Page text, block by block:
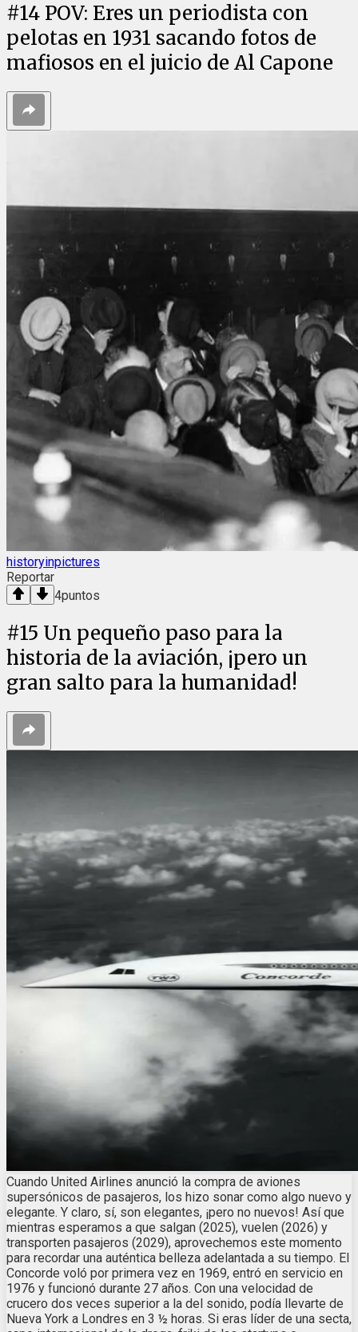
#14 POV: Eres un periodista con
pelotas en 1931 sacando fotos de
mafiosos en el juicio de Al Capone
historyinpictures
Reportar
4puntos
#15 Un pequeño paso para la
historia de la aviación, ¡pero un
gran salto para la humanidad!
Cuando United Airlines anunció la compra de aviones
supersónicos de pasajeros, los hizo sonar como algo nuevo y
elegante. Y claro, sí, son elegantes, ¡pero no nuevos! Así que
mientras esperamos a que salgan (2025), vuelen (2026) y
transporten pasajeros (2029), aprovechemos este momento
para recordar una auténtica belleza adelantada a su tiempo. El
Concorde voló por primera vez en 1969, entró en servicio en
1976 y funcionó durante 27 años. Con una velocidad de
crucero dos veces superior a la del sonido, podía llevarte de
Nueva York a Londres en 3 ½ horas. Si eras líder de una secta,